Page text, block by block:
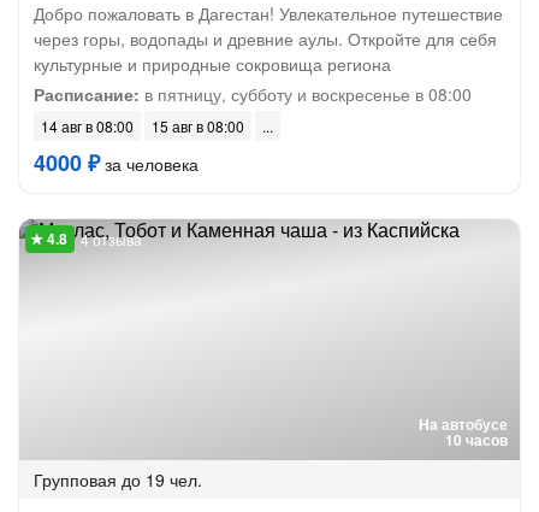
Добро пожаловать в Дагестан! Увлекательное путешествие
через горы, водопады и древние аулы. Откройте для себя
культурные и природные сокровища региона
Расписание: в пятницу, субботу и воскресенье в 08:00
14 авг в 08:00 15 авг в 08:00
4000 ₽за человека
На автобусе
10 часов
4 отзыва
Групповая до 19 чел.